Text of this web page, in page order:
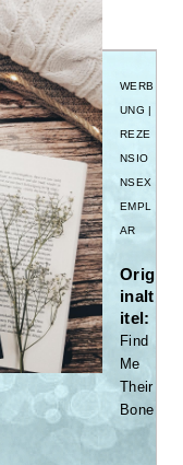
WERB
UNG |
REZE
NSIO
NSEX
EMPL
AR
Orig
inalt
itel:
Find
Me
Their
Bone